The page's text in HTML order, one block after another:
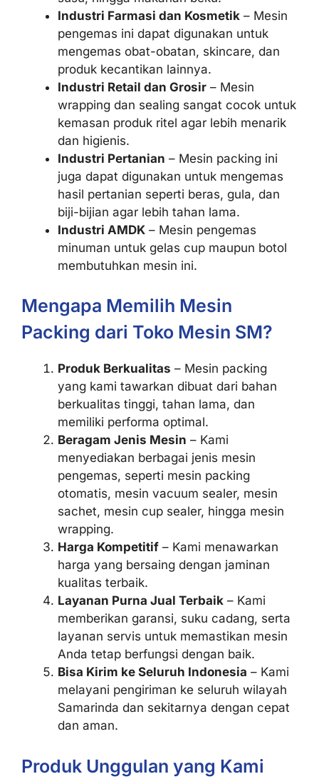
Industri Farmasi dan Kosmetik – Mesin
pengemas ini dapat digunakan untuk
mengemas obat-obatan, skincare, dan
produk kecantikan lainnya.
Industri Retail dan Grosir – Mesin
wrapping dan sealing sangat cocok untuk
kemasan produk ritel agar lebih menarik
dan higienis.
Industri Pertanian – Mesin packing ini
juga dapat digunakan untuk mengemas
hasil pertanian seperti beras, gula, dan
biji-bijian agar lebih tahan lama.
Industri AMDK – Mesin pengemas
minuman untuk gelas cup maupun botol
membutuhkan mesin ini.
Mengapa Memilih Mesin
Packing dari Toko Mesin SM?
Produk Berkualitas – Mesin packing
yang kami tawarkan dibuat dari bahan
berkualitas tinggi, tahan lama, dan
memiliki performa optimal.
Beragam Jenis Mesin – Kami
menyediakan berbagai jenis mesin
pengemas, seperti mesin packing
otomatis, mesin vacuum sealer, mesin
sachet, mesin cup sealer, hingga mesin
wrapping.
Harga Kompetitif – Kami menawarkan
harga yang bersaing dengan jaminan
kualitas terbaik.
Layanan Purna Jual Terbaik – Kami
memberikan garansi, suku cadang, serta
layanan servis untuk memastikan mesin
Anda tetap berfungsi dengan baik.
Bisa Kirim ke Seluruh Indonesia – Kami
melayani pengiriman ke seluruh wilayah
Samarinda dan sekitarnya dengan cepat
dan aman.
Produk Unggulan yang Kami